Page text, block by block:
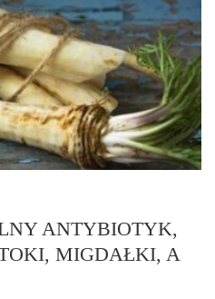
ANTYBIOTYK,
MIGDAŁKI, A